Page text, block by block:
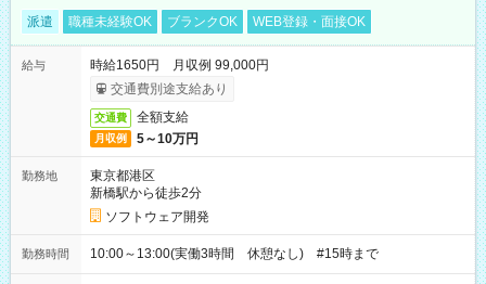
派遣 職種未経験OK ブランクOK WEB登録・面接OK
給与
時給1650円 月収例 99,000円
交通費別途支給あり
交通費 全額支給
月収例 5～10万円
勤務地
東京都港区
新橋駅から徒歩2分
ソフトウェア開発
勤務時間 10:00～13:00(実働3時間 休憩なし) #15時まで